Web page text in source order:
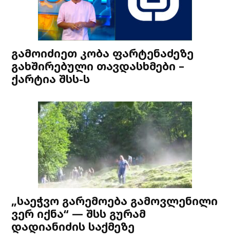
გამოიძიეთ კობა ფარტენაძეზე
გახშირებული თავდასხმები –
ქარტია შსს-ს
„საეჭვო გარემოება გამოვლენილი
ვერ იქნა“ — შსს გურამ
დადიანიძის საქმეზე